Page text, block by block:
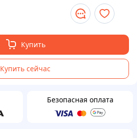
Купить
Купить сейчас
Безопасная оплата